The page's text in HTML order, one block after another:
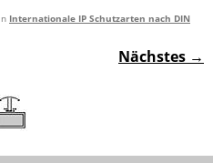
in Internationale IP Schutzarten nach DIN
Nächstes →